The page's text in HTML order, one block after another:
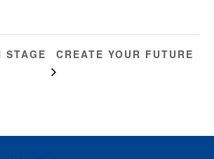
STAGE CREATE YOUR FUTURE